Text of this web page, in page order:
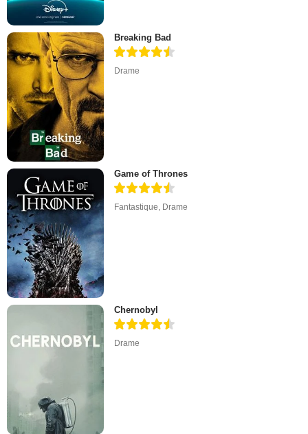
Breaking Bad
Drame
Game of Thrones
Fantastique, Drame
Chernobyl
Drame